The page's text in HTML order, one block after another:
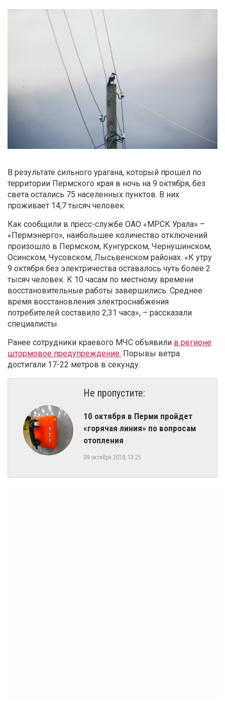
В результате сильного урагана, который прошел по
территории Пермского края в ночь на 9 октября, без
света остались 75 населенных пунктов. В них
проживает 14,7 тысяч человек.
Как сообщили в пресс-службе ОАО «МРСК Урала» –
«Пермэнерго», наибольшее количество отключений
произошло в Пермском, Кунгурском, Чернушинском,
Осинском, Чусовском, Лысьвенском районах. «К утру
9 октября без электричества оставалось чуть более 2
тысяч человек. К 10 часам по местному времени
восстановительные работы завершились. Среднее
время восстановления электроснабжения
потребителей составило 2,31 часа», – рассказали
специалисты.
Ранее сотрудники краевого МЧС объявили в регионе
штормовое предупреждение. Порывы ветра
достигали 17-22 метров в секунду.
Не пропустите:
10 октября в Перми пройдет
«горячая линия» по вопросам
отопления
09 октября 2018, 13:25